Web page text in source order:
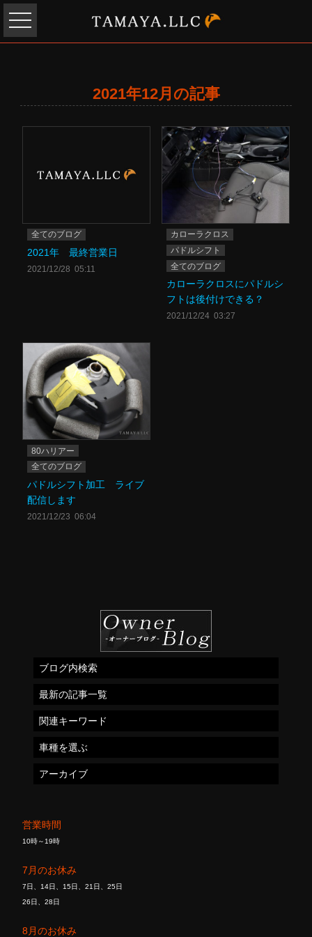
2021年12月の記事
全てのブログ
2021年 最終営業日
2021/12/28 05:11
カローラクロス
パドルシフト
全てのブログ
カローラクロスにパドルシ
フトは後付けできる？
2021/12/24 03:27
80ハリアー
全てのブログ
パドルシフト加工 ライブ
配信します
2021/12/23 06:04
営業時間
10時～19時
7月のお休み
7日、14日、15日、21日、25日
26日、28日
8月のお休み
ブログ内検索
最新の記事一覧
関連キーワード
車種を選ぶ
アーカイブ